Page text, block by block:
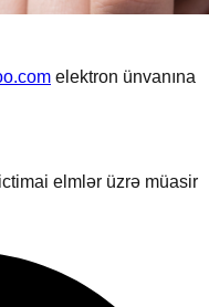
elektron ünvanına
elmlər üzrə müasir